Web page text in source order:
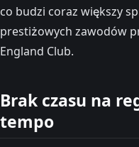
co budzi coraz większy
prestiżowych zawodów
England Club.
Brak czasu na
tempo